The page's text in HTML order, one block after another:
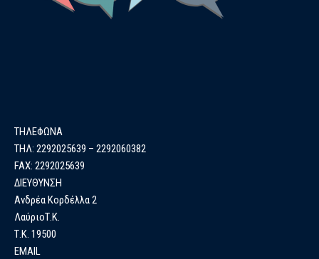
ΤΗΛΕΦΩΝΑ
ΤΗΛ: 2292025639 – 2292060382
FAX: 2292025639
ΔΙΕΥΘΥΝΣΗ
Ανδρέα Κορδέλλα 2
ΛαύριοΤ.Κ.
Τ.Κ. 19500
EMAIL